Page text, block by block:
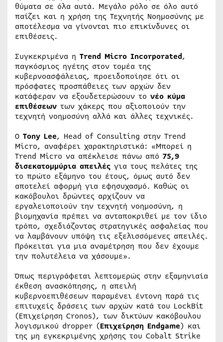
θύματα σε όλα αυτά. Μεγάλο ρόλο σε όλο αυτό
παίζει και η χρήση της Τεχνητής Νοημοσύνης με
αποτέλεσμα να γίνονται πιο επικίνδυνες οι
επιθέσεις.
Συγκεκριμένα η Trend Micro Incorporated,
παγκόσμιος ηγέτης στον τομέα της
κυβερνοασφάλειας, προειδοποίησε ότι οι
πρόσφατες προσπάθειες των αρχών δεν
κατάφεραν να εξουδετερώσουν το νέο κύμα
επιθέσεων των χάκερς που αξιοποιούν την
τεχνητή νοημοσύνη αλλά και άλλες τεχνικές.
Ο Tony Lee, Head of Consulting στην Trend
Micro, αναφέρει χαρακτηριστικά: «Μπορεί η
Trend Micro να απέκλεισε πάνω από 75,9
δισεκατομμύρια απειλές για τους πελάτες της
το πρώτο εξάμηνο του έτους, όμως αυτό δεν
αποτελεί αφορμή για εφησυχασμό. Καθώς οι
κακόβουλοι δρώντες αρχίζουν να
εργαλειοποιούν την τεχνητή νοημοσύνη, η
βιομηχανία πρέπει να ανταποκριθεί με τον ίδιο
τρόπο, σχεδιάζοντας στρατηγικές ασφαλείας που
να λαμβάνουν υπόψη τις εξελισσόμενες απειλές.
Πρόκειται για μια αναμέτρηση που δεν έχουμε
την πολυτέλεια να χάσουμε».
Όπως περιγράφεται λεπτομερώς στην εξαμηνιαία
έκθεση ανασκόπησης, η απειλή
κυβερνοεπιθέσεων παραμένει έντονη παρά τις
επιτυχείς δράσεις των αρχών κατά του LockBit
(Επιχείρηση Cronos), των δικτύων κακόβουλου
λογισμικού dropper (Επιχείρηση Endgame) και
της μη εγκεκριμένης χρήσης του Cobalt Strike